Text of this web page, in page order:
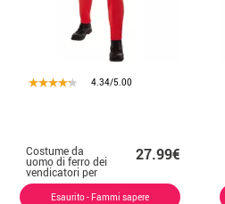
4.34/5.00
Costume da
uomo di ferro dei
vendicatori per
gli uomini
27.99€
Esaurito - Fammi sapere